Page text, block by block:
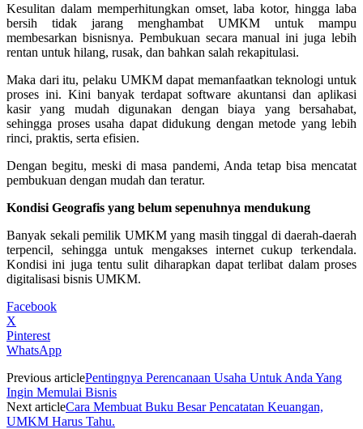
Kesulitan dalam memperhitungkan omset, laba kotor, hingga laba
bersih tidak jarang menghambat UMKM untuk mampu
membesarkan bisnisnya. Pembukuan secara manual ini juga lebih
rentan untuk hilang, rusak, dan bahkan salah rekapitulasi.
Maka dari itu, pelaku UMKM dapat memanfaatkan teknologi untuk
proses ini. Kini banyak terdapat software akuntansi dan aplikasi
kasir yang mudah digunakan dengan biaya yang bersahabat,
sehingga proses usaha dapat didukung dengan metode yang lebih
rinci, praktis, serta efisien.
Dengan begitu, meski di masa pandemi, Anda tetap bisa mencatat
pembukuan dengan mudah dan teratur.
Kondisi Geografis yang belum sepenuhnya mendukung
Banyak sekali pemilik UMKM yang masih tinggal di daerah-daerah
terpencil, sehingga untuk mengakses internet cukup terkendala.
Kondisi ini juga tentu sulit diharapkan dapat terlibat dalam proses
digitalisasi bisnis UMKM.
Facebook
X
Pinterest
WhatsApp
Previous articlePentingnya Perencanaan Usaha Untuk Anda Yang
Ingin Memulai Bisnis
Next articleCara Membuat Buku Besar Pencatatan Keuangan,
UMKM Harus Tahu.